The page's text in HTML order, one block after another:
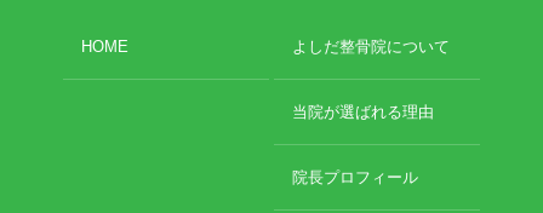
HOME よしだ整骨院について
当院が選ばれる理由
院長プロフィール